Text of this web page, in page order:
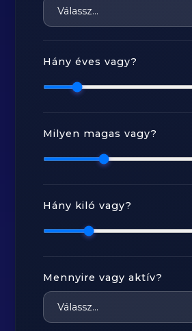
Hány éves vagy?
Milyen magas vagy?
Hány kiló vagy?
Mennyire vagy aktív?